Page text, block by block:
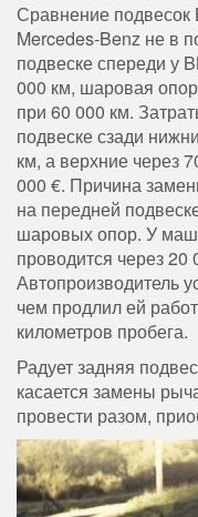
Сравнение подвесок
Mercedes-Benz не в
подвеске спереди у
000 км, шаровая
при 60 000 км.
подвеске сзади
км, а верхние через
000 €. Причина
на передней
шаровых опор. У
проводится через 20
Автопроизводитель
чем продлил ей
километров пробега.
Радует задняя
касается замены
провести разом,